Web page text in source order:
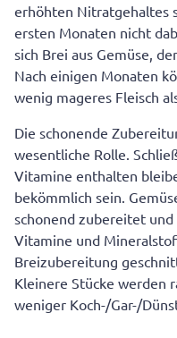
erhöhten Nitratgehaltes
ersten Monaten nicht
sich Brei aus Gemüse,
Nach einigen Monaten
wenig mageres Fleisch
Die schonende
wesentliche Rolle.
Vitamine enthalten
bekömmlich sein.
schonend zubereitet
Vitamine und
Breizubereitung
Kleinere Stücke werden
weniger Koch-/Gar-/